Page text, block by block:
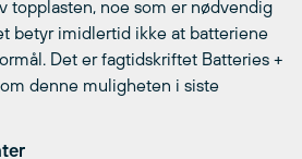
topplasten, noe som er nødvendig
betyr imidlertid ikke at batteriene
Det er fagtidskriftet Batteries +
denne muligheten i siste